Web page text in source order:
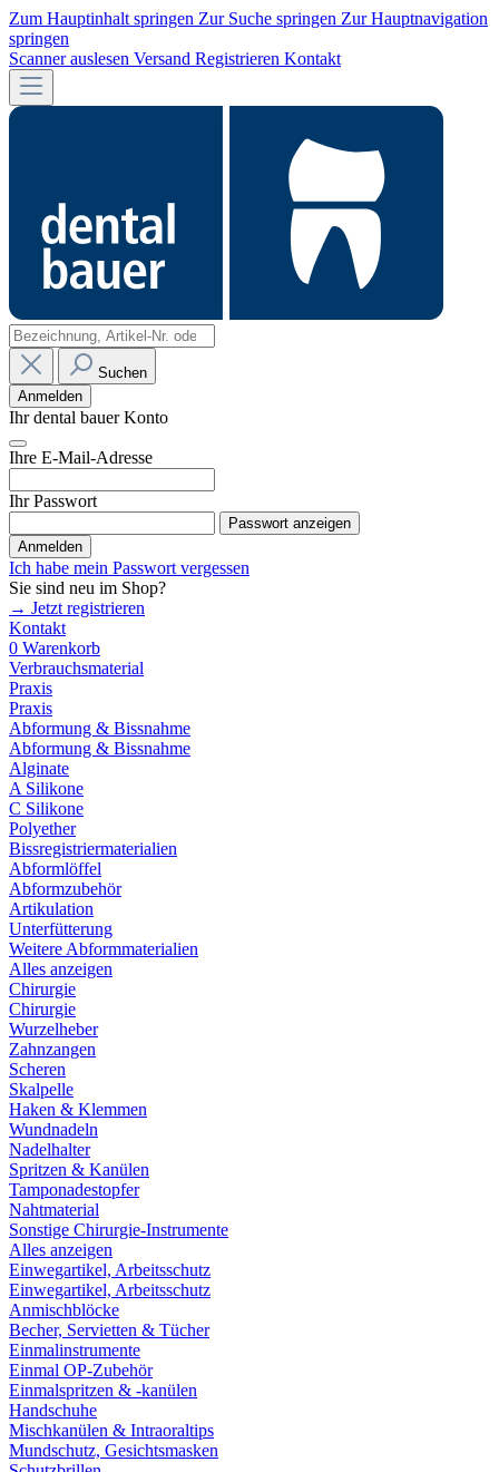
Zum Hauptinhalt springen Zur Suche springen Zur Hauptnavigation
springen
Scanner auslesen Versand Registrieren Kontakt
Suchen
Anmelden
Ihr dental bauer Konto
Ihre E-Mail-Adresse
Ihr Passwort
Passwort anzeigen
Anmelden
Ich habe mein Passwort vergessen
Sie sind neu im Shop?
→ Jetzt registrieren
Kontakt
0 Warenkorb
Verbrauchsmaterial
Praxis
Praxis
Abformung & Bissnahme
Abformung & Bissnahme
Alginate
A Silikone
C Silikone
Polyether
Bissregistriermaterialien
Abformlöffel
Abformzubehör
Artikulation
Unterfütterung
Weitere Abformmaterialien
Alles anzeigen
Chirurgie
Chirurgie
Wurzelheber
Zahnzangen
Scheren
Skalpelle
Haken & Klemmen
Wundnadeln
Nadelhalter
Spritzen & Kanülen
Tamponadestopfer
Nahtmaterial
Sonstige Chirurgie-Instrumente
Alles anzeigen
Einwegartikel, Arbeitsschutz
Einwegartikel, Arbeitsschutz
Anmischblöcke
Becher, Servietten & Tücher
Einmalinstrumente
Einmal OP-Zubehör
Einmalspritzen & -kanülen
Handschuhe
Mischkanülen & Intraoraltips
Mundschutz, Gesichtsmasken